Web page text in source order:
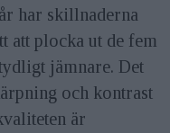
har skillnaderna
att plocka ut de fem
jämnare. Det
och kontrast
är